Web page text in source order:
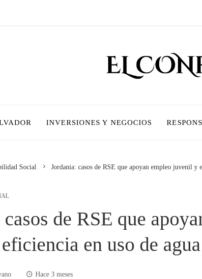
INVERSIONES Y NEGOCIOS
Social Jordania: casos de RSE que apoyan empleo juvenil y
de RSE que
en uso de agua
Hace 3 meses